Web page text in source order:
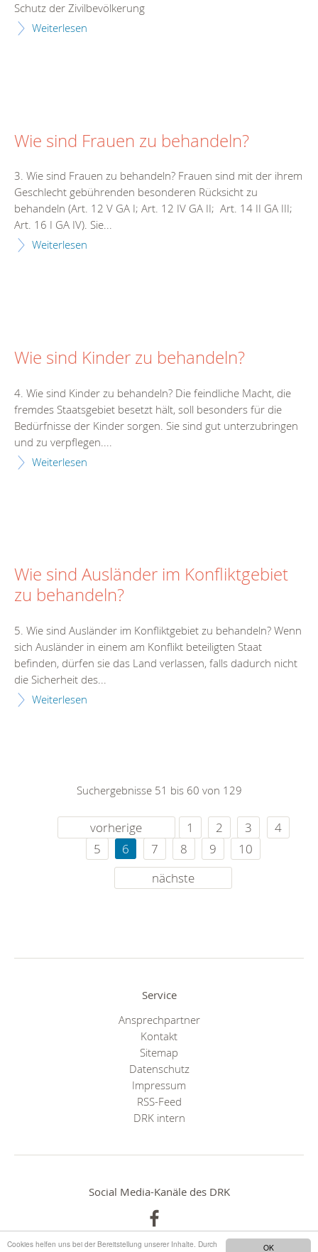
OK
Cookies helfen uns bei der Bereitstellung unserer Inhalte. Durch
Schutz der Zivilbevölkerung
Weiterlesen
Wie sind Frauen zu behandeln?
3. Wie sind Frauen zu behandeln? Frauen sind mit der ihrem
Geschlecht gebührenden besonderen Rücksicht zu
behandeln (Art. 12 V GA I; Art. 12 IV GA II; Art. 14 II GA III;
Art. 16 I GA IV). Sie...
Weiterlesen
Wie sind Kinder zu behandeln?
4. Wie sind Kinder zu behandeln? Die feindliche Macht, die
fremdes Staatsgebiet besetzt hält, soll besonders für die
Bedürfnisse der Kinder sorgen. Sie sind gut unterzubringen
und zu verpflegen....
Weiterlesen
Wie sind Ausländer im Konfliktgebiet
zu behandeln?
5. Wie sind Ausländer im Konfliktgebiet zu behandeln? Wenn
sich Ausländer in einem am Konflikt beteiligten Staat
befinden, dürfen sie das Land verlassen, falls dadurch nicht
die Sicherheit des...
Weiterlesen
Suchergebnisse 51 bis 60 von 129
vorherige 1 2 3
4
5
6 7 8 9
10
nächste
Service
Ansprechpartner
Kontakt
Sitemap
Datenschutz
Impressum
RSS-Feed
DRK intern
Social Media-Kanäle des DRK